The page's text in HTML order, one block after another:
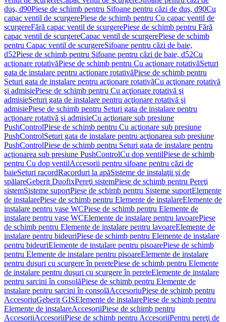
duş, d90Piese de schimb pentru Sifoane pentru căzi de duş, d90Cu
capac ventil de scurgerePiese de schimb pentru Cu capac ventil de
scurgereFără capac ventil de scurgerePiese de schimb pentru Fără
capac ventil de scurgereCapac ventil de scurgerePiese de schimb
pentru Capac ventil de scurgereSifoane pentru căzi de baie,
d52Piese de schimb pentru Sifoane pentru căzi de baie, d52Cu
acţionare rotativăPiese de schimb pentru Cu acţionare rotativăSeturi
gata de instalare pentru acţionare rotativăPiese de schimb pentru
Seturi gata de instalare pentru acţionare rotativăCu acţionare rotativă
şi admisiePiese de schimb pentru Cu acţionare rotativă şi
admisieSeturi gata de instalare pentru acţionare rotativă şi
admisiePiese de schimb pentru Seturi gata de instalare pentru
acţionare rotativă şi admisieCu acţionare sub presiune
PushControlPiese de schimb pentru Cu acţionare sub presiune
PushControlSeturi gata de instalare pentru acţionarea sub presiune
PushControlPiese de schimb pentru Seturi gata de instalare pentru
acţionarea sub presiune PushControlCu dop ventilPiese de schimb
pentru Cu dop ventilAccesorii pentru sifoane pentru căzi de
baieSeturi racordRacorduri la apăSisteme de instalaţii şi de
spălareGeberit DuofixPereţi sistemPiese de schimb pentru Pereţi
sistemSisteme suportPiese de schimb pentru Sisteme suportElemente
de instalarePiese de schimb pentru Elemente de instalareElemente de
instalare pentru vase WCPiese de schimb pentru Elemente de
instalare pentru vase WCElemente de instalare pentru lavoarePiese
de schimb pentru Elemente de instalare pentru lavoareElemente de
instalare pentru bideuriPiese de schimb pentru Elemente de instalare
pentru bideuriElemente de instalare pentru pisoarePiese de schimb
pentru Elemente de instalare pentru pisoareElemente de instalare
pentru duşuri cu scurgere în peretePiese de schimb pentru Elemente
de instalare pentru duşuri cu scurgere în pereteElemente de instalare
pentru sarcini în consolăPiese de schimb pentru Elemente de
instalare pentru sarcini în consolăAccesoriuPiese de schimb pentru
AccesoriuGeberit GISElemente de instalarePiese de schimb pentru
Elemente de instalareAccesoriiPiese de schimb pentru
AccesoriiAccesoriiPiese de schimb pentru AccesoriiPentru pereţi de